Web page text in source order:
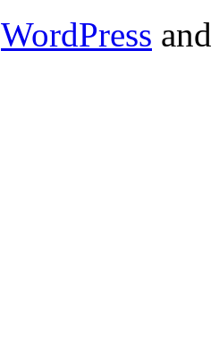
WordPress